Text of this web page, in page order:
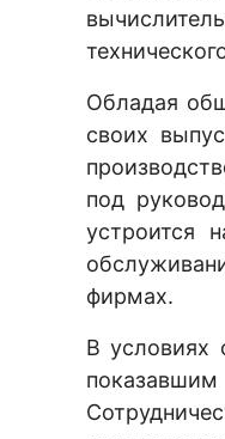
Обладая
своих
под
устроится
фирмах.
В условиях